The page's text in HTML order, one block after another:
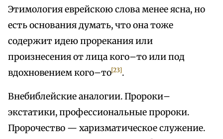
Этимология еврейскою слова менее ясна, но
есть основания думать, что она тоже
содержит идею прорекания или
произнесения от лица кого–то или под
вдохновением кого–то[23].
Внебиблейские аналогии. Пророки–
экстатики, профессиональные пророки.
Пророчество — харизматическое служение.